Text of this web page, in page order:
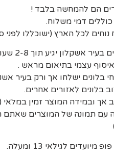
הם להמחשה בלבד !
דמי משלוח.
נוחים לכל הארץ (ישוכללו לפני
יגיע תוך 2-8 שעות מקבלת ההזמנה ואישורה.
עצמי בתיאום מראש .
בלונים ישלחו אך ורק בעיר
בלונים לאזורים אחרים.
אך ובמידה המוצר זמין
עם תמונה של המוצרים שאתם
לגילאי 13 ומעלה.